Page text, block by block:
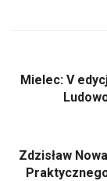
Mielec: V
Zdzisław